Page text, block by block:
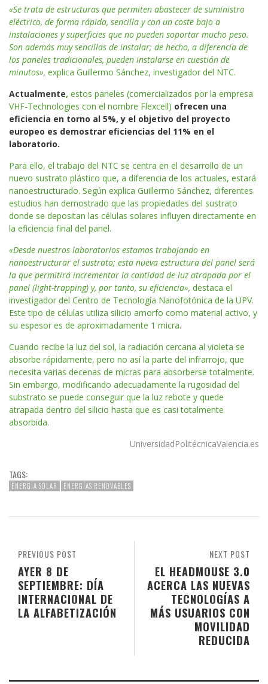
«Se trata de estructuras que permiten abastecer de suministro
eléctrico, de forma rápida, sencilla y con un coste bajo a
instalaciones y superficies que no pueden soportar mucho peso.
Son además muy sencillas de instalar; de hecho, a diferencia de
los paneles tradicionales, pueden instalarse en cuestión de
minutos», explica Guillermo Sánchez, investigador del NTC.
Actualmente, estos paneles (comercializados por la empresa
VHF-Technologies con el nombre Flexcell) ofrecen una
eficiencia en torno al 5%, y el objetivo del proyecto
europeo es demostrar eficiencias del 11% en el
laboratorio.
Para ello, el trabajo del NTC se centra en el desarrollo de un
nuevo sustrato plástico que, a diferencia de los actuales, estará
nanoestructurado. Según explica Guillermo Sánchez, diferentes
estudios han demostrado que las propiedades del sustrato
donde se depositan las células solares influyen directamente en
la eficiencia final del panel.
«Desde nuestros laboratorios estamos trabajando en
nanoestructurar el sustrato; esta nueva estructura del panel será
la que permitirá incrementar la cantidad de luz atrapada por el
panel (light-trapping) y, por tanto, su eficiencia», destaca el
investigador del Centro de Tecnología Nanofotónica de la UPV.
Este tipo de células utiliza silicio amorfo como material activo, y
su espesor es de aproximadamente 1 micra.
Cuando recibe la luz del sol, la radiación cercana al violeta se
absorbe rápidamente, pero no así la parte del infrarrojo, que
necesita varias decenas de micras para absorberse totalmente.
Sin embargo, modificando adecuadamente la rugosidad del
substrato se puede conseguir que la luz rebote y quede
atrapada dentro del silicio hasta que es casi totalmente
absorbida.
UniversidadPolitécnicaValencia.es
TAGS:
ENERGÍA SOLAR ENERGÍAS RENOVABLES
NEXT POST
EL HEADMOUSE 3.0
ACERCA LAS NUEVAS
TECNOLOGÍAS A
MÁS USUARIOS CON
MOVILIDAD
REDUCIDA
PREVIOUS POST
AYER 8 DE
SEPTIEMBRE: DÍA
INTERNACIONAL DE
LA ALFABETIZACIÓN